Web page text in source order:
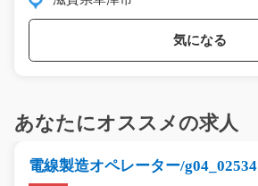
気になる
あなたにオススメの求人
電線製造オペレーター/g04_02534